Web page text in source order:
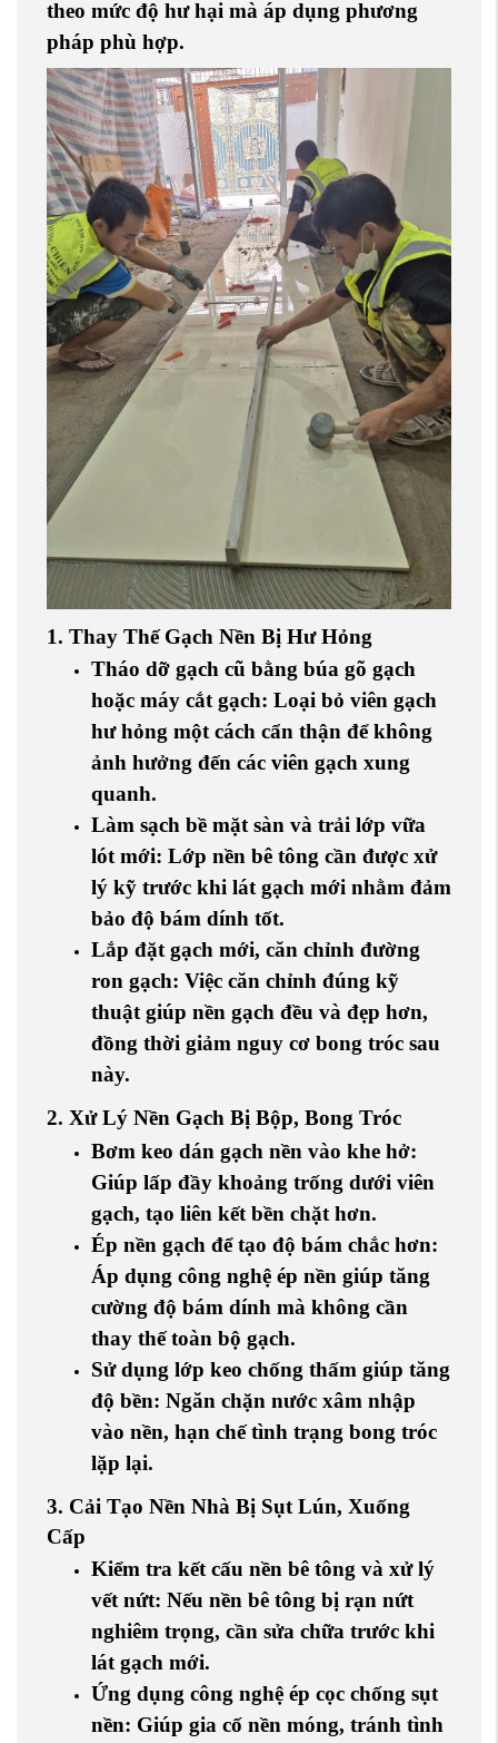
theo mức độ hư hại mà áp dụng phương
pháp phù hợp.
1. Thay Thế Gạch Nền Bị Hư Hỏng
Tháo dỡ gạch cũ bằng búa gõ gạch
hoặc máy cắt gạch: Loại bỏ viên gạch
hư hỏng một cách cẩn thận để không
ảnh hưởng đến các viên gạch xung
quanh.
Làm sạch bề mặt sàn và trải lớp vữa
lót mới: Lớp nền bê tông cần được xử
lý kỹ trước khi lát gạch mới nhằm đảm
bảo độ bám dính tốt.
Lắp đặt gạch mới, căn chỉnh đường
ron gạch: Việc căn chỉnh đúng kỹ
thuật giúp nền gạch đều và đẹp hơn,
đồng thời giảm nguy cơ bong tróc sau
này.
2. Xử Lý Nền Gạch Bị Bộp, Bong Tróc
Bơm keo dán gạch nền vào khe hở:
Giúp lấp đầy khoảng trống dưới viên
gạch, tạo liên kết bền chặt hơn.
Ép nền gạch để tạo độ bám chắc hơn:
Áp dụng công nghệ ép nền giúp tăng
cường độ bám dính mà không cần
thay thế toàn bộ gạch.
Sử dụng lớp keo chống thấm giúp tăng
độ bền: Ngăn chặn nước xâm nhập
vào nền, hạn chế tình trạng bong tróc
lặp lại.
3. Cải Tạo Nền Nhà Bị Sụt Lún, Xuống
Cấp
Kiểm tra kết cấu nền bê tông và xử lý
vết nứt: Nếu nền bê tông bị rạn nứt
nghiêm trọng, cần sửa chữa trước khi
lát gạch mới.
Ứng dụng công nghệ ép cọc chống sụt
nền: Giúp gia cố nền móng, tránh tình